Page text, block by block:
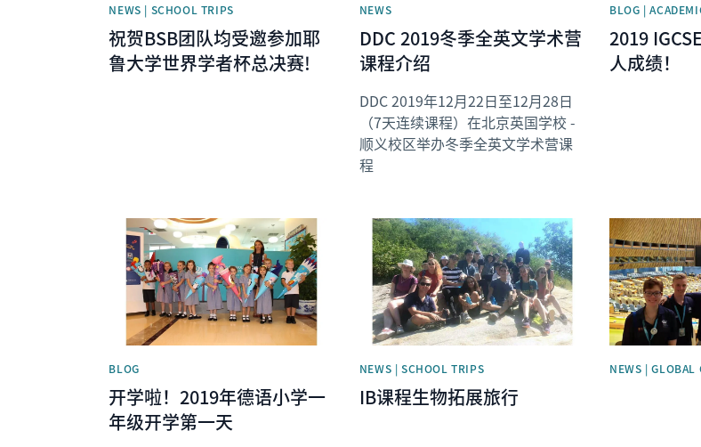
NEWS | SCHOOL TRIPS
祝贺BSB团队均受邀参加耶
鲁大学世界学者杯总决赛!
NEWS
DDC 2019冬季全英文学术营
课程介绍
DDC 2019年12月22日至12月28日
（7天连续课程）在北京英国学校 -
顺义校区举办冬季全英文学术营课
程
BLOG |
2019
人成绩！
News image
BLOG
开学啦！2019年德语小学一
年级开学第一天
News image
NEWS | SCHOOL TRIPS
IB课程生物拓展旅行
News image
NEWS | GLOBAL